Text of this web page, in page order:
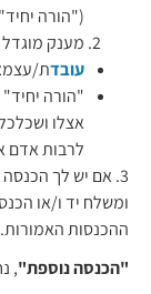
("הורה יחיד"
מענק מוגדל בשיעור של
עובדת/
"הורה יחיד"
אצלו
לרבות אדם
3. אם יש לך הכנסה
ומשלח יד ו/או
ההכנסות האמורות.
"הכנסה נוספת",